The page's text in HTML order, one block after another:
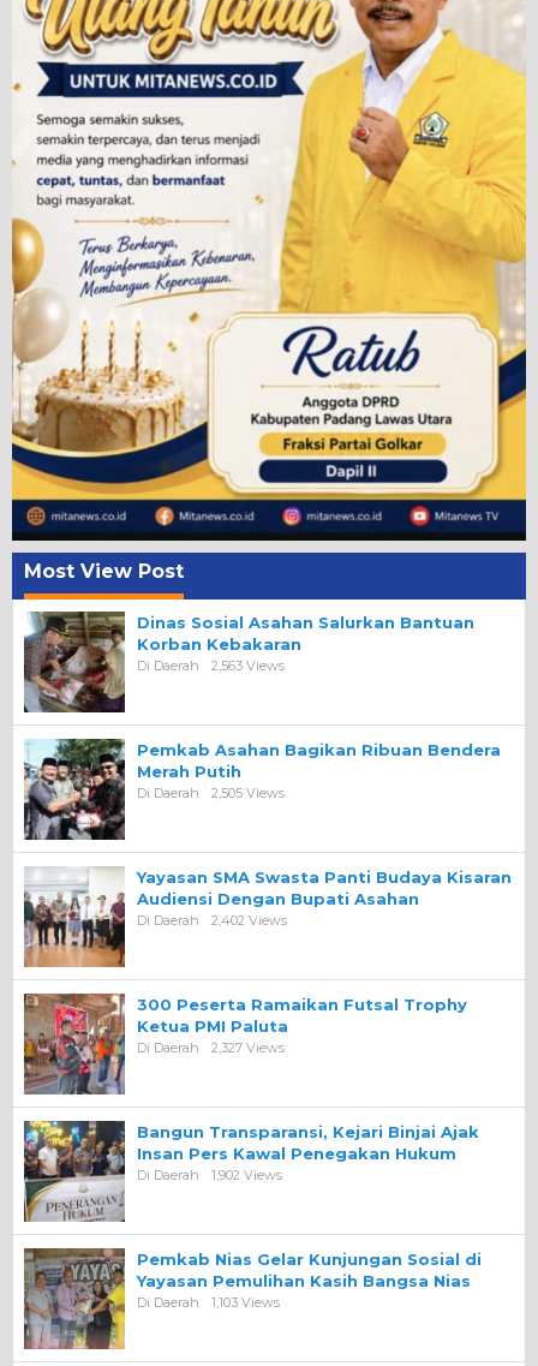
Most View Post
Dinas Sosial Asahan Salurkan Bantuan
Korban Kebakaran
Di Daerah 2,563 Views
Pemkab Asahan Bagikan Ribuan Bendera
Merah Putih
Di Daerah 2,505 Views
Yayasan SMA Swasta Panti Budaya Kisaran
Audiensi Dengan Bupati Asahan
Di Daerah 2,402 Views
300 Peserta Ramaikan Futsal Trophy
Ketua PMI Paluta
Di Daerah 2,327 Views
Bangun Transparansi, Kejari Binjai Ajak
Insan Pers Kawal Penegakan Hukum
Di Daerah 1,902 Views
Pemkab Nias Gelar Kunjungan Sosial di
Yayasan Pemulihan Kasih Bangsa Nias
Di Daerah 1,103 Views